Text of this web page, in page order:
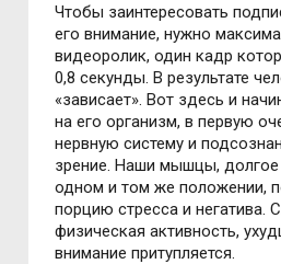
Чтобы заинтересовать
его внимание, нужно
видеоролик, один кадр
0,8 секунды. В результате
«зависает». Вот здесь и
на его организм, в первую
нервную систему и
зрение. Наши мышцы, долгое
одном и том же положении,
порцию стресса и негатива.
физическая активность,
внимание притупляется.